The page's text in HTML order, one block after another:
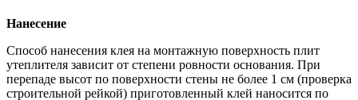
Нанесение
Способ нанесения клея на монтажную поверхность плит
утеплителя зависит от степени ровности основания. При
перепаде высот по поверхности стены не более 1 см (проверка
строительной рейкой) приготовленный клей наносится по